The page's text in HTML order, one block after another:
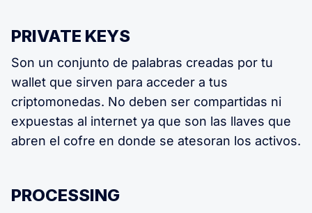
PRIVATE KEYS
Son un conjunto de palabras creadas por tu
wallet que sirven para acceder a tus
criptomonedas. No deben ser compartidas ni
expuestas al internet ya que son las llaves que
abren el cofre en donde se atesoran los activos.
PROCESSING